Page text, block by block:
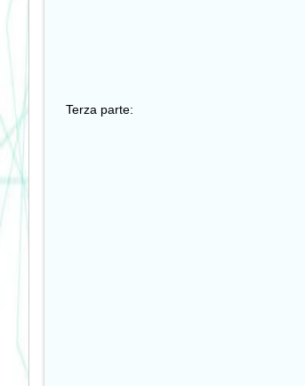
Terza parte: